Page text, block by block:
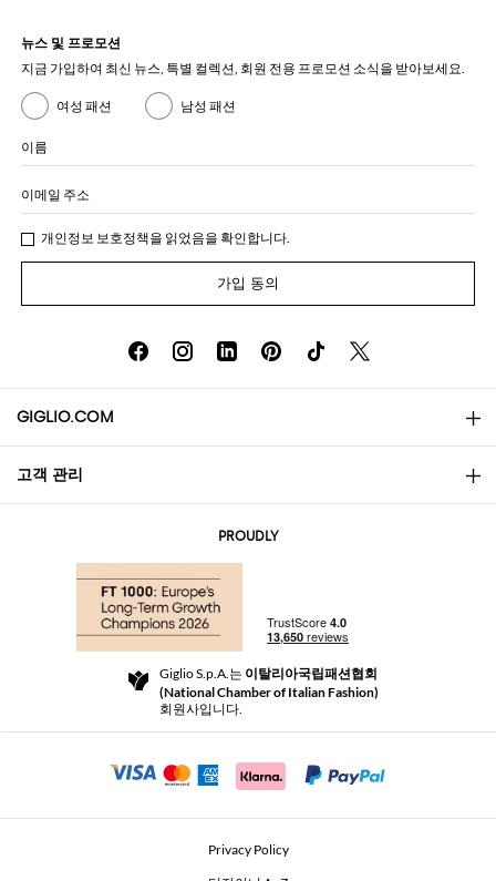
뉴스 및 프로모션
지금 가입하여 최신 뉴스, 특별 컬렉션, 회원 전용 프로모션 소식을 받아보세요.
여성 패션 남성 패션
이름
이메일 주소
개인정보 보호정책을 읽었음을 확인합니다.
가입 동의
GIGLIO.COM
소개
Community Store
Beauty Seekers VIP Club
고객 관리
반품 및 환불
For a safe shopping experience
Security Communication
PROUDLY
Giglio S.p.A.는 이탈리아국립패션협회
(National Chamber of Italian Fashion)
회원사입니다.
Privacy Policy